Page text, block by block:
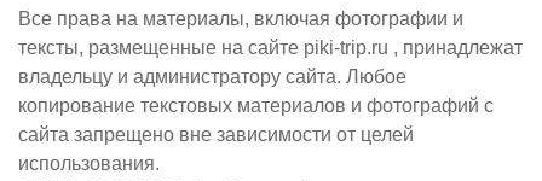
Все права на материалы, включая фотографии и
тексты, размещенные на сайте piki-trip.ru , принадлежат
владельцу и администратору сайта. Любое
копирование текстовых материалов и фотографий с
сайта запрещено вне зависимости от целей
использования.